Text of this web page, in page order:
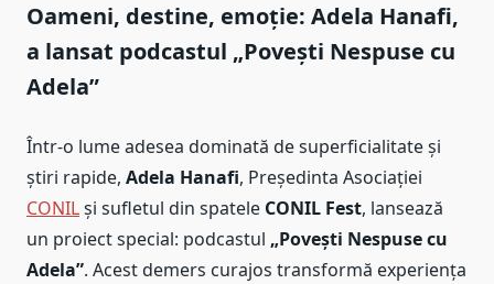
Oameni, destine, emoție: Adela Hanafi,
a lansat podcastul „Povești Nespuse cu
Adela”
Într-o lume adesea dominată de superficialitate și
știri rapide, Adela Hanafi, Președinta Asociației
CONILși sufletul din spatele CONIL Fest, lansează
un proiect special: podcastul „Povești Nespuse cu
Adela”. Acest demers curajos transformă experiența